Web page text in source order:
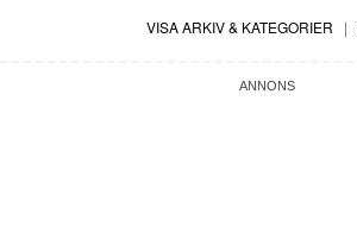
VISA ARKIV & KATEGORIER |